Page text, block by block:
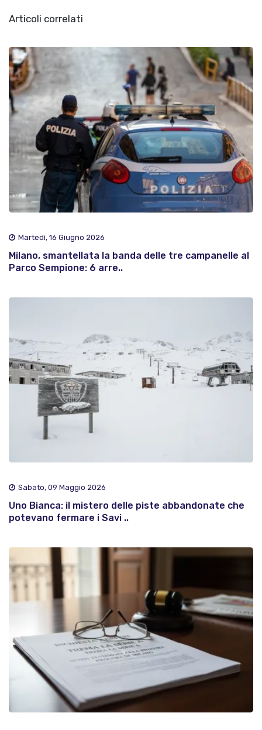
Articoli correlati
Martedì, 16 Giugno 2026
Milano, smantellata la banda delle tre campanelle al
Parco Sempione: 6 arre..
Sabato, 09 Maggio 2026
Uno Bianca: il mistero delle piste abbandonate che
potevano fermare i Savi ..